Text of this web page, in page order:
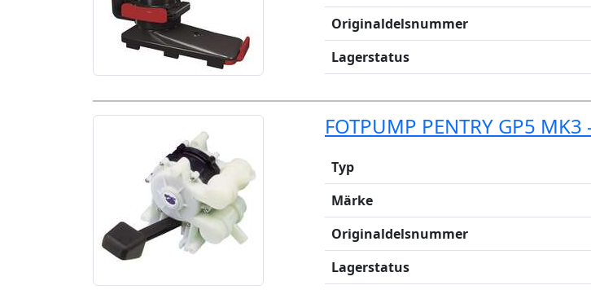
Originaldelsnummer
Lagerstatus
FOTPUMP PENTRY GP5
Typ
Märke
Originaldelsnummer
Lagerstatus